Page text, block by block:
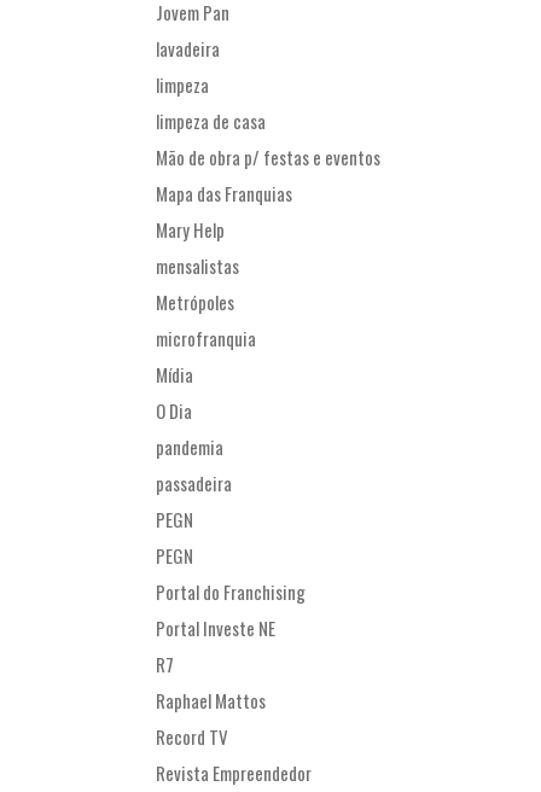
Jovem Pan
lavadeira
limpeza
limpeza de casa
Mão de obra p/ festas e eventos
Mapa das Franquias
Mary Help
mensalistas
Metrópoles
microfranquia
Mídia
O Dia
pandemia
passadeira
PEGN
PEGN
Portal do Franchising
Portal Investe NE
R7
Raphael Mattos
Record TV
Revista Empreendedor